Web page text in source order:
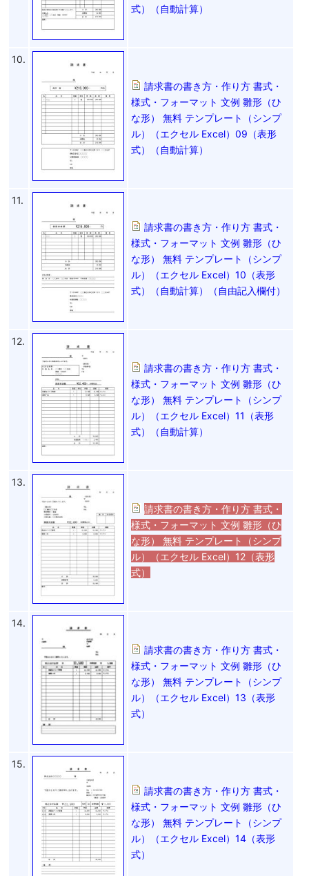
式）（自動計算）
10.
請求書の書き方・作り方 書式・
様式・フォーマット 文例 雛形（ひ
な形） 無料 テンプレート（シンプ
ル）（エクセル Excel）09（表形
式）（自動計算）
11.
請求書の書き方・作り方 書式・
様式・フォーマット 文例 雛形（ひ
な形） 無料 テンプレート（シンプ
ル）（エクセル Excel）10（表形
式）（自動計算）（自由記入欄付）
12.
請求書の書き方・作り方 書式・
様式・フォーマット 文例 雛形（ひ
な形） 無料 テンプレート（シンプ
ル）（エクセル Excel）11（表形
式）（自動計算）
13.
請求書の書き方・作り方 書式・
様式・フォーマット 文例 雛形（ひ
な形） 無料 テンプレート（シンプ
ル）（エクセル Excel）12（表形
式）
14.
請求書の書き方・作り方 書式・
様式・フォーマット 文例 雛形（ひ
な形） 無料 テンプレート（シンプ
ル）（エクセル Excel）13（表形
式）
15.
請求書の書き方・作り方 書式・
様式・フォーマット 文例 雛形（ひ
な形） 無料 テンプレート（シンプ
ル）（エクセル Excel）14（表形
式）